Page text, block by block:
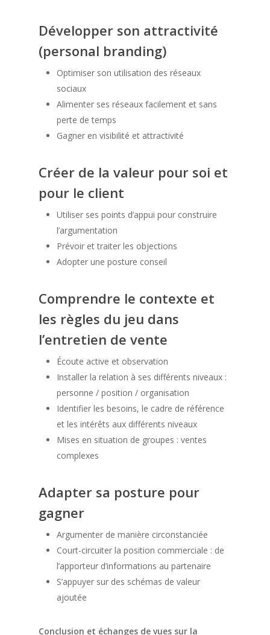
Développer son attractivité
(personal branding)
Optimiser son utilisation des réseaux
sociaux
Alimenter ses réseaux facilement et sans
perte de temps
Gagner en visibilité et attractivité
Créer de la valeur pour soi et
pour le client
Utiliser ses points d’appui pour construire
l’argumentation
Prévoir et traiter les objections
Adopter une posture conseil
Comprendre le contexte et
les règles du jeu dans
l’entretien de vente
Écoute active et observation
Installer la relation à ses différents niveaux :
personne / position / organisation
Identifier les besoins, le cadre de référence
et les intérêts aux différents niveaux
Mises en situation de groupes : ventes
complexes
Adapter sa posture pour
gagner
Argumenter de manière circonstanciée
Court-circuiter la position commerciale : de
l’apporteur d’informations au partenaire
S’appuyer sur des schémas de valeur
ajoutée
Conclusion et échanges de vues sur la